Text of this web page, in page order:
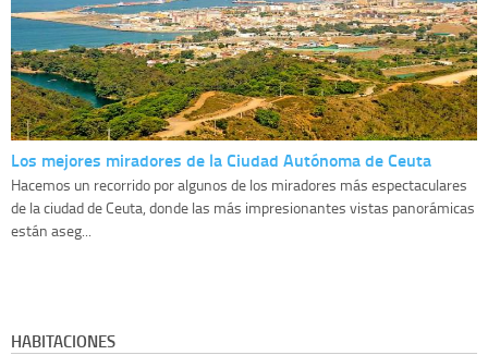
Los mejores miradores de la Ciudad Autónoma de Ceuta
Hacemos un recorrido por algunos de los miradores más espectaculares
de la ciudad de Ceuta, donde las más impresionantes vistas panorámicas
están aseg...
HABITACIONES